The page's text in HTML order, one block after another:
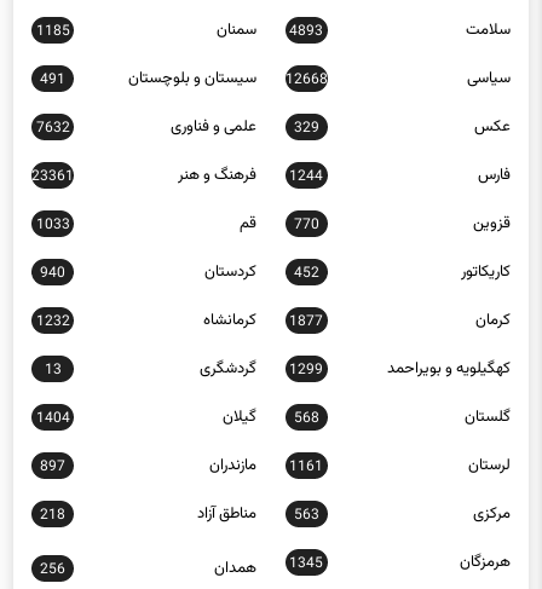
سلامت 4893 سمنان 1185
سیاسی 12668 سیستان و بلوچستان 491
عکس 329 علمی و فناوری 7632
فارس 1244 فرهنگ و هنر 23361
قزوین 770 قم 1033
کاریکاتور 452 کردستان 940
کرمان 1877 کرمانشاه 1232
کهگیلویه و بویراحمد 1299 گردشگری 13
گلستان 568 گیلان 1404
لرستان 1161 مازندران 897
مرکزی 563 مناطق آزاد 218
هرمزگان 1345 همدان 256